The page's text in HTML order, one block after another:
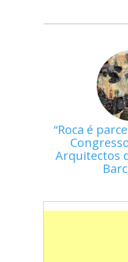
Roca é
Arquitectos